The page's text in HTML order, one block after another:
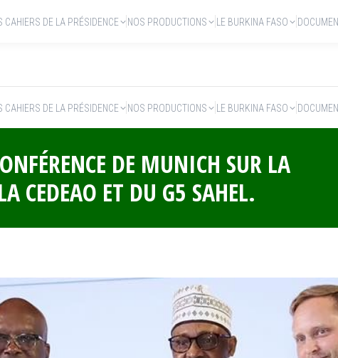
CAHIERS DE LA PRÉSIDENCE NOS PRODUCTIONS LE BURKINA FASO
DE MUNICH SUR LA
CEDEAO ET DU G5 SAHEL.
CAHIERS DE LA PRÉSIDENCE NOS PRODUCTIONS LE BURKINA FASO